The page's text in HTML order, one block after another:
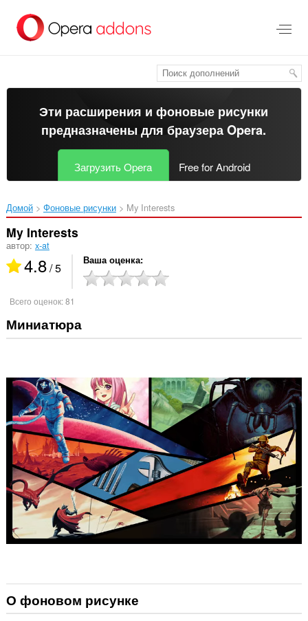
перейти
Эти расширения и фоновые рисунки
предназначены длябраузера Opera.
Загрузить Opera Free for Android
Домой Фоновые рисунки My Interests‎
My Interests
автор: x-at
4.8/ 5 Ваша оценка
Всего оценок:81
Миниатюра
О фоновом рисунке